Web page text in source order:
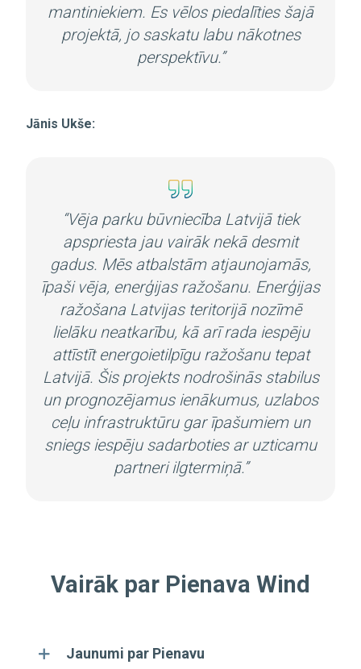
mantiniekiem. Es vēlos piedalīties šajā
projektā, jo saskatu labu nākotnes
perspektīvu.”
Jānis Ukše:
“Vēja parku būvniecība Latvijā tiek
apspriesta jau vairāk nekā desmit
gadus. Mēs atbalstām atjaunojamās,
īpaši vēja, enerģijas ražošanu. Enerģijas
ražošana Latvijas teritorijā nozīmē
lielāku neatkarību, kā arī rada iespēju
attīstīt energoietilpīgu ražošanu tepat
Latvijā. Šis projekts nodrošinās stabilus
un prognozējamus ienākumus, uzlabos
ceļu infrastruktūru gar īpašumiem un
sniegs iespēju sadarboties ar uzticamu
partneri ilgtermiņā.”
Vairāk par Pienava Wind
Jaunumi par Pienavu